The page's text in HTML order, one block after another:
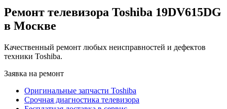
Ремонт телевизора Toshiba 19DV615DG
в Москве
Качественный ремонт любых неисправностей и дефектов
техники Toshiba.
Заявка на ремонт
Оригинальные запчасти Toshiba
Срочная диагностика телевизора